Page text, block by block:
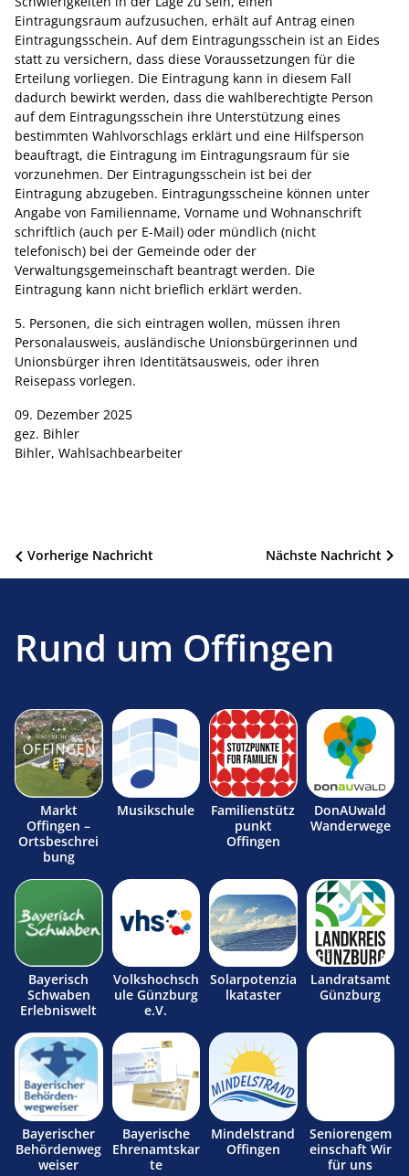
Eintragungsraum aufzusuchen, erhält auf Antrag einen
Eintragungsschein. Auf dem Eintragungsschein ist an Eides
statt zu versichern, dass diese Voraussetzungen für die
Erteilung vorliegen. Die Eintragung kann in diesem Fall
dadurch bewirkt werden, dass die wahlberechtigte Person
auf dem Eintragungsschein ihre Unterstützung eines
bestimmten Wahlvorschlags erklärt und eine Hilfsperson
beauftragt, die Eintragung im Eintragungsraum für sie
vorzunehmen. Der Eintragungsschein ist bei der
Eintragung abzugeben. Eintragungsscheine können unter
Angabe von Familienname, Vorname und Wohnanschrift
schriftlich (auch per E-Mail) oder mündlich (nicht
telefonisch) bei der Gemeinde oder der
Verwaltungsgemeinschaft beantragt werden. Die
Eintragung kann nicht brieflich erklärt werden.
5. Personen, die sich eintragen wollen, müssen ihren
Personalausweis, ausländische Unionsbürgerinnen und
Unionsbürger ihren Identitätsausweis, oder ihren
Reisepass vorlegen.
09. Dezember 2025
gez. Bihler
Bihler, Wahlsachbearbeiter
Beitragsnavigation Nächste Nachricht
Vorherige Nachricht
Rund um Offingen
Markt
Offingen –
Ortsbeschrei
bung
Musikschule
Familienstütz
punkt
Offingen
DonAUwald
Wanderwege
Bayerisch
Schwaben
Erlebniswelt
Volkshochsch
ule Günzburg
e.V.
Solarpotenzia
lkataster
Landratsamt
Günzburg
Bayerischer
Behördenweg
weiser
Bayerische
Ehrenamtskar
te
Mindelstrand
Offingen
Seniorengem
einschaft Wir
für uns